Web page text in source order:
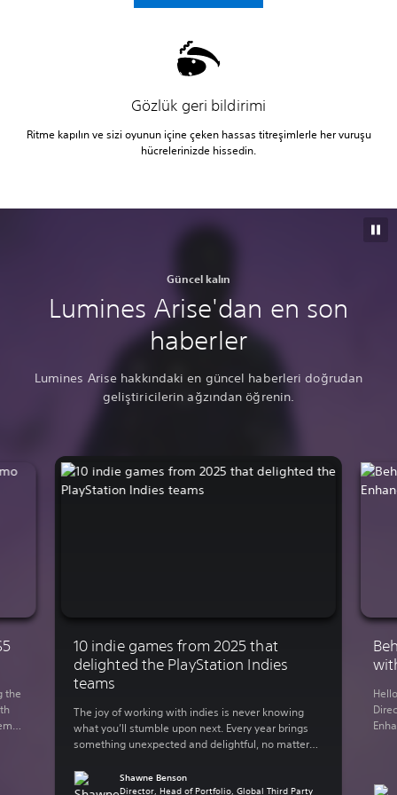
Gözlük geri bildirimi
Ritme kapılın ve sizi oyunun içine çeken hassas titreşimlerle her vuruşu
hücrelerinizde hissedin.
Güncel kalın
Lumines Arise'dan en son
haberler
Lumines Arise hakkındaki en güncel haberleri doğrudan
geliştiricilerin ağzından öğrenin.
10 indie games from 2025 that
delighted the PlayStation Indies
teams
The joy of working with indies is never knowing
what you’ll stumble upon next. Every year brings
something unexpected and delightful, no matter
focused teams here at Sony Interactive
Entertainment have bundled up some of their
Shawne Benson
Director, Head of Portfolio, Global Third Party
the